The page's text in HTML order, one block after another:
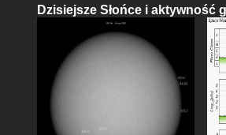
Dzisiejsze Słońce i aktywność